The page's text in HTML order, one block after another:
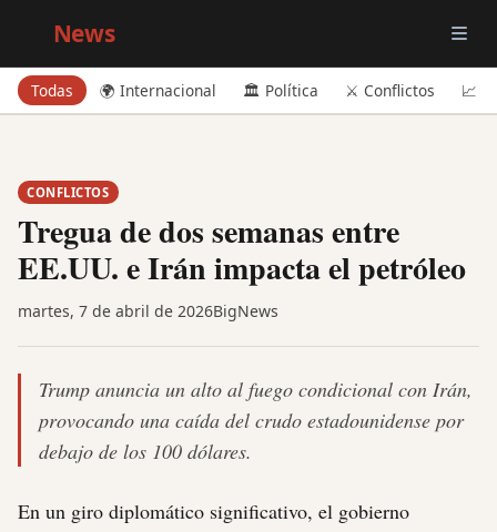
News
Todas 🌍 Internacional 🏛️ Política ⚔️ Conflictos 📈
CONFLICTOS
Tregua de dos semanas entre
EE.UU. e Irán impacta el petróleo
martes, 7 de abril de 2026BigNews
Trump anuncia un alto al fuego condicional con Irán,
provocando una caída del crudo estadounidense por
debajo de los 100 dólares.
En un giro diplomático significativo, el gobierno